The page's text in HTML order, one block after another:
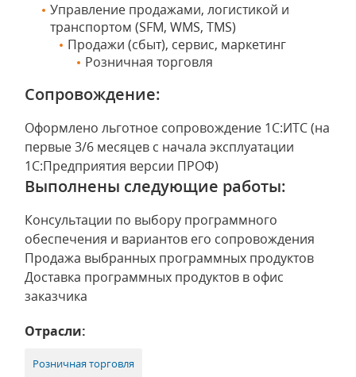
Управление продажами, логистикой и
транспортом (SFM, WMS, TMS)
Продажи (сбыт), сервис, маркетинг
Розничная торговля
Сопровождение:
Оформлено льготное сопровождение 1С:ИТС (на
первые 3/6 месяцев с начала эксплуатации
1С:Предприятия версии ПРОФ)
Выполнены следующие работы:
Консультации по выбору программного
обеспечения и вариантов его сопровождения
Продажа выбранных программных продуктов
Доставка программных продуктов в офис
заказчика
Отрасли:
Розничная торговля